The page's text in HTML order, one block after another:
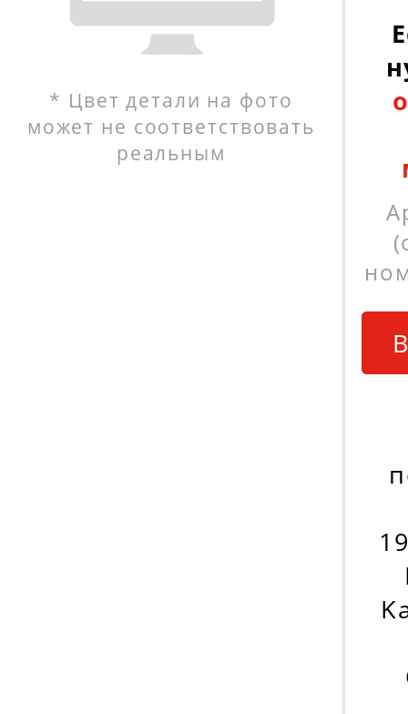
* Цвет детали на фото
может не соответствовать
реальным